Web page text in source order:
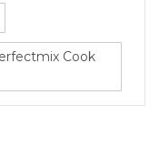
Cook